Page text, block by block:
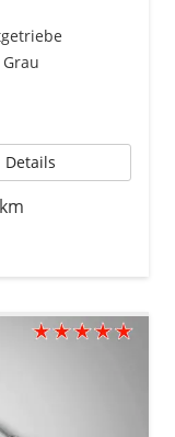
Details